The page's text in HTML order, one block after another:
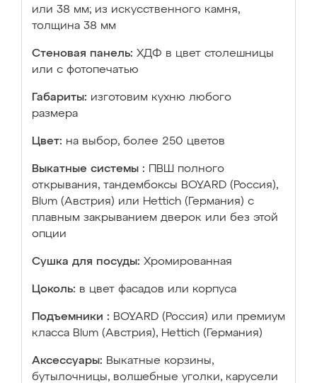
или 38 мм; из искусственного камня,
толщина 38 мм
Стеновая панель: ХДФ в цвет столешницы
или с фотопечатью
Габариты: изготовим кухню любого
размера
Цвет: на выбор, более 250 цветов
Выкатные системы :
ПВШ полного
открывания, тандембоксы BOYARD (Россия),
Blum (Австрия) или Hettich (Германия) с
плавным закрыванием дверок или без этой
опции
Сушка для посуды: Хромированная
Цоколь: в цвет фасадов или корпуса
Подъемники : BOYARD (Россия) или премиум
класса Blum (Австрия), Hettich (Германия)
Аксессуары: Выкатные корзины,
бутылочницы, волшебные уголки, карусели